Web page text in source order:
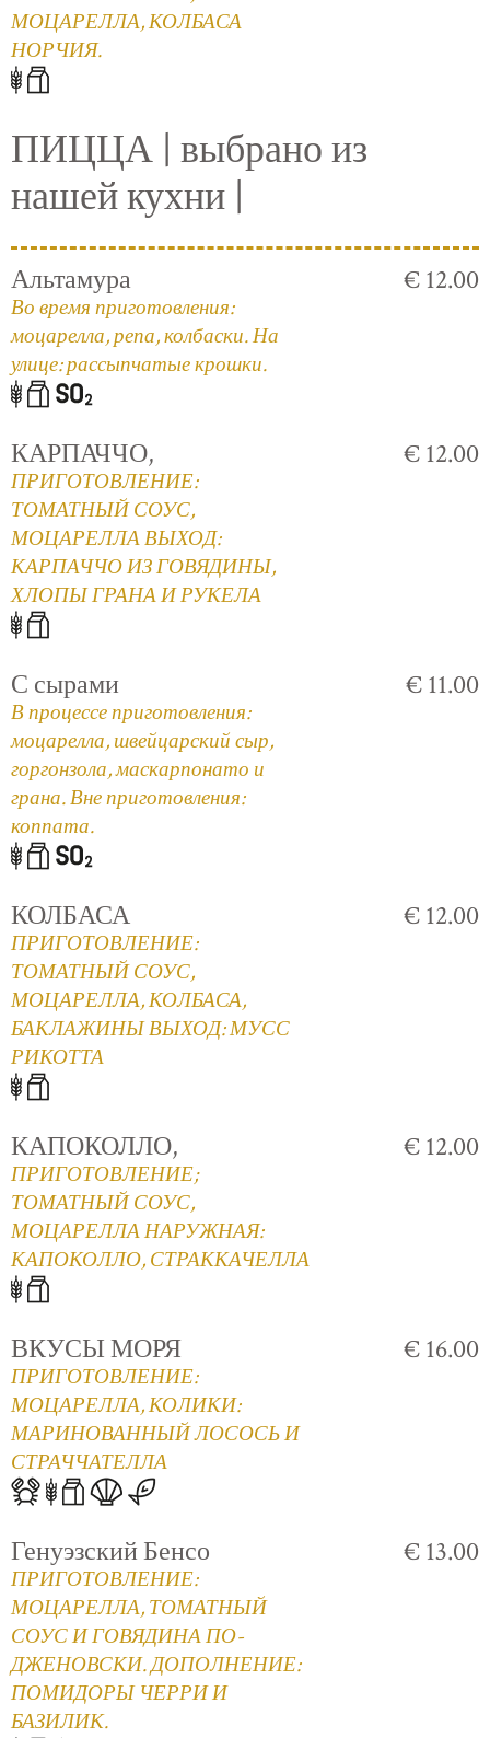
МОЦАРЕЛЛА, КОЛБАСА
НОРЧИЯ.
ПИЦЦА | выбрано из
нашей кухни |
Альтамура
Во время приготовления:
моцарелла, репа, колбаски. На
улице: рассыпчатые крошки.
€ 12.00
КАРПАЧЧО,
ПРИГОТОВЛЕНИЕ:
ТОМАТНЫЙ СОУС,
МОЦАРЕЛЛА ВЫХОД:
КАРПАЧЧО ИЗ ГОВЯДИНЫ,
ХЛОПЫ ГРАНА И РУКЕЛА
€ 12.00
С сырами
В процессе приготовления:
моцарелла, швейцарский сыр,
горгонзола, маскарпонато и
грана. Вне приготовления:
коппата.
€ 11.00
КОЛБАСА
ПРИГОТОВЛЕНИЕ:
ТОМАТНЫЙ СОУС,
МОЦАРЕЛЛА, КОЛБАСА,
БАКЛАЖИНЫ ВЫХОД: МУСС
РИКОТТА
€ 12.00
КАПОКОЛЛО,
ПРИГОТОВЛЕНИЕ;
ТОМАТНЫЙ СОУС,
МОЦАРЕЛЛА НАРУЖНАЯ:
КАПОКОЛЛО, СТРАККАЧЕЛЛА
€ 12.00
ВКУСЫ МОРЯ
ПРИГОТОВЛЕНИЕ:
МОЦАРЕЛЛА, КОЛИКИ:
МАРИНОВАННЫЙ ЛОСОСЬ И
СТРАЧЧАТЕЛЛА
€ 16.00
Генуэзский Бенсо
ПРИГОТОВЛЕНИЕ:
МОЦАРЕЛЛА, ТОМАТНЫЙ
СОУС И ГОВЯДИНА ПО-
ДЖЕНОВСКИ. ДОПОЛНЕНИЕ:
ПОМИДОРЫ ЧЕРРИ И
БАЗИЛИК.
€ 13.00